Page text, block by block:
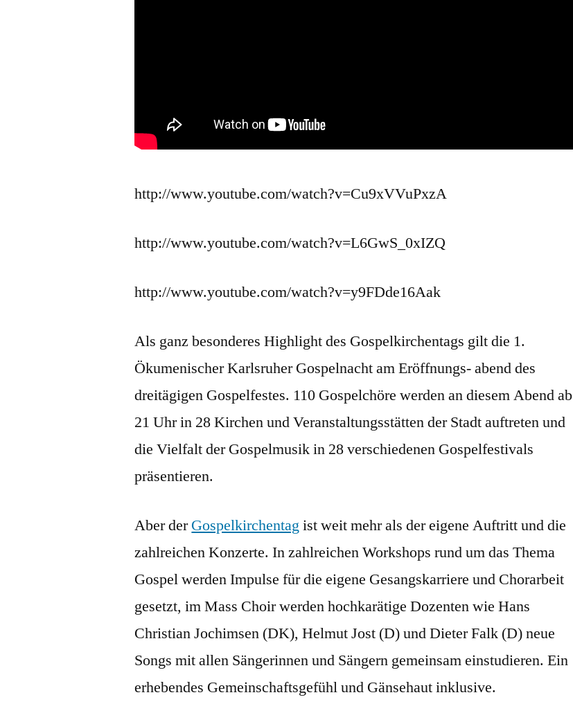
http://www.youtube.com/watch?v=Cu9xVVuPxzA
http://www.youtube.com/watch?v=L6GwS_0xIZQ
http://www.youtube.com/watch?v=y9FDde16Aak
Als ganz besonderes Highlight des Gospelkirchentags gilt die 1.
Ökumenischer Karlsruher Gospelnacht am Eröffnungs- abend des
dreitägigen Gospelfestes. 110 Gospelchöre werden an diesem Abend ab
21 Uhr in 28 Kirchen und Veranstaltungsstätten der Stadt auftreten und
die Vielfalt der Gospelmusik in 28 verschiedenen Gospelfestivals
präsentieren.
Aber derGospelkirchentagist weit mehr als der eigene Auftritt und die
zahlreichen Konzerte. In zahlreichen Workshops rund um das Thema
Gospel werden Impulse für die eigene Gesangskarriere und Chorarbeit
gesetzt, im Mass Choir werden hochkarätige Dozenten wie Hans
Christian Jochimsen (DK), Helmut Jost (D) und Dieter Falk (D) neue
Songs mit allen Sängerinnen und Sängern gemeinsam einstudieren. Ein
erhebendes Gemeinschaftsgefühl und Gänsehaut inklusive.